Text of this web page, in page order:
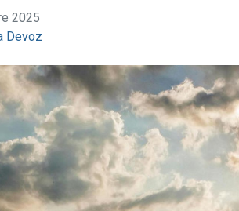
2025
Devoz